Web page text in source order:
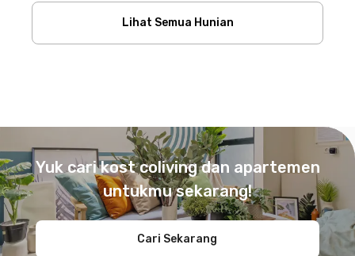
Lihat Semua Hunian
Yuk cari kost coliving dan apartemen
untukmu sekarang!
Cari Sekarang